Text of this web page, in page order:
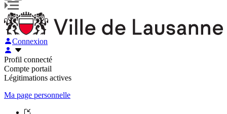
Connexion
Profil connecté
Compte portail
Légitimations actives
Ma page personnelle